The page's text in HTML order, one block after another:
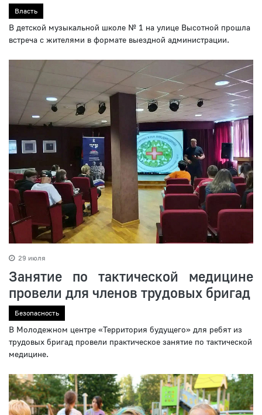
Власть
В детской музыкальной школе № 1 на улице Высотной прошла
встреча с жителями в формате выездной администрации.
29 июля
Занятие по тактической медицине
провели для членов трудовых бригад
Безопасность
В Молодежном центре «Территория будущего» для ребят из
трудовых бригад провели практическое занятие по тактической
медицине.